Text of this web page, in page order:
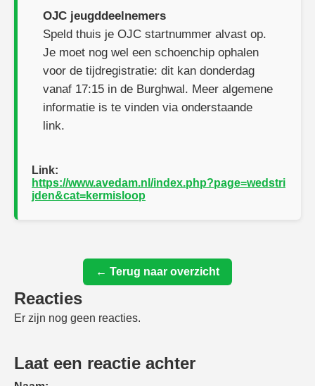
OJC jeugddeelnemers
Speld thuis je OJC startnummer alvast op.
Je moet nog wel een schoenchip ophalen
voor de tijdregistratie: dit kan donderdag
vanaf 17:15 in de Burghwal. Meer algemene
informatie is te vinden via onderstaande
link.
Link:
https://www.avedam.nl/index.php?page=wedstri
jden&cat=kermisloop
← Terug naar overzicht
Reacties
Er zijn nog geen reacties.
Laat een reactie achter